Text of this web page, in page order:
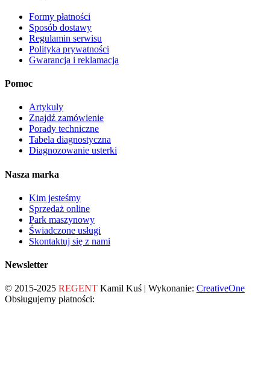
Formy płatności
Sposób dostawy
Regulamin serwisu
Polityka prywatności
Gwarancja i reklamacja
Pomoc
Artykuły
Znajdź zamówienie
Porady techniczne
Tabela diagnostyczna
Diagnozowanie usterki
Nasza marka
Kim jesteśmy
Sprzedaż online
Park maszynowy
Świadczone usługi
Skontaktuj się z nami
Newsletter
© 2015-2025 REGENT Kamil Kuś | Wykonanie: CreativeOne
Obsługujemy płatności: